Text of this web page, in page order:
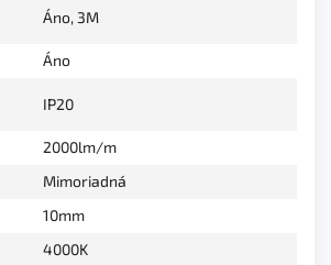
Áno, 3M
Áno
IP20
2000lm/m
Mimoriadná
10mm
4000K